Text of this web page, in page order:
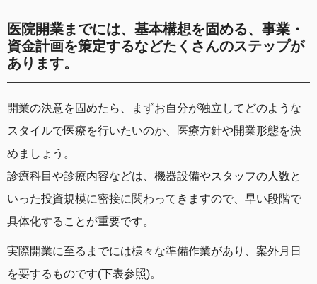
医院開業までには、基本構想を固める、事業・
資金計画を策定するなどたくさんのステップが
あります。
開業の決意を固めたら、まずお自分が独立してどのような
スタイルで医療を行いたいのか、医療方針や開業形態を決
めましょう。
診療科目や診療内容などは、機器設備やスタッフの人数と
いった投資規模に密接に関わってきますので、早い段階で
具体化することが重要です。
実際開業に至るまでには様々な準備作業があり、案外月日
を要するものです(下表参照)。